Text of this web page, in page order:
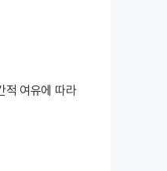
적 여유에 따라